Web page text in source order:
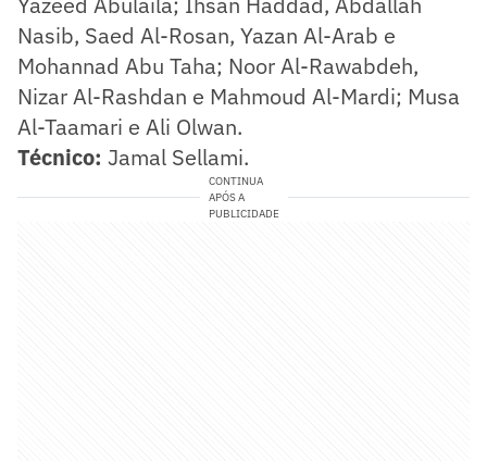
Nasib, Saed Al-Rosan, Yazan Al-Arab e
Mohannad Abu Taha; Noor Al-Rawabdeh,
Nizar Al-Rashdan e Mahmoud Al-Mardi; Musa
Al-Taamari e Ali Olwan.
Técnico: Jamal Sellami.
CONTINUA
APÓS A
PUBLICIDADE